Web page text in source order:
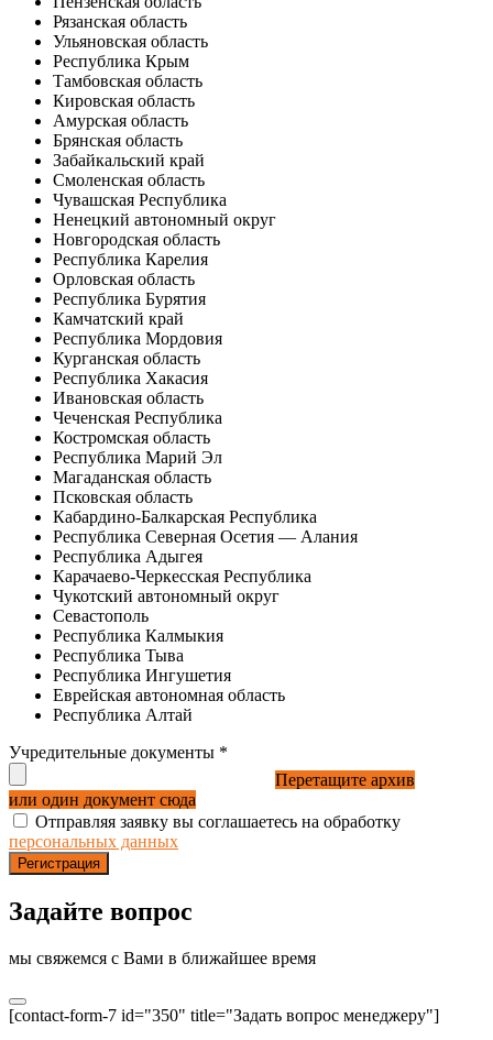
Рязанская область
Ульяновская область
Республика Крым
Тамбовская область
Кировская область
Амурская область
Брянская область
Забайкальский край
Смоленская область
Чувашская Республика
Ненецкий автономный округ
Новгородская область
Республика Карелия
Орловская область
Республика Бурятия
Камчатский край
Республика Мордовия
Курганская область
Республика Хакасия
Ивановская область
Чеченская Республика
Костромская область
Республика Марий Эл
Магаданская область
Псковская область
Кабардино-Балкарская Республика
Республика Северная Осетия — Алания
Республика Адыгея
Карачаево-Черкесская Республика
Чукотский автономный округ
Севастополь
Республика Калмыкия
Республика Тыва
Республика Ингушетия
Еврейская автономная область
Республика Алтай
Учредительные документы *
Перетащите архив
или один документ сюда
Отправляя заявку вы соглашаетесь на обработку
персональных данных
Регистрация
Задайте вопрос
мы свяжемся с Вами в ближайшее время
[contact-form-7 id="350" title="Задать вопрос менеджеру"]